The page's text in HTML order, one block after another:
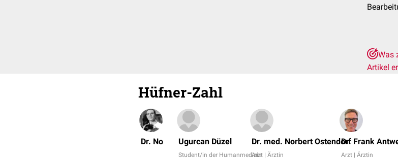
Was
Artikel
Hüfner-Zahl
Dr. No Ugurcan Düzel
Student/in der Humanmedizin
Dr. med. Norbert Ostendorf
Arzt | Ärztin
Dr. Frank
Arzt | Ärztin